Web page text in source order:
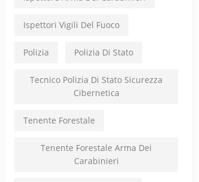
Ispettori Vigili Del Fuoco
Polizia Polizia Di Stato
Tecnico Polizia Di Stato Sicurezza
Cibernetica
Tenente Forestale
Tenente Forestale Arma Dei
Carabinieri